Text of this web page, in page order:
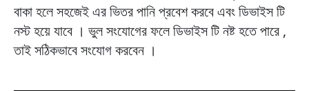
বাকা হলে সহজেই এর ভিতর পানি প্রবেশ করবে এবং ডিভাইস টি
নস্ট হয়ে যাবে । ভুল সংযোগের ফলে ডিভাইস টি নষ্ট হতে পারে ,
তাই সঠিকভাবে সংযোগ করবেন ।